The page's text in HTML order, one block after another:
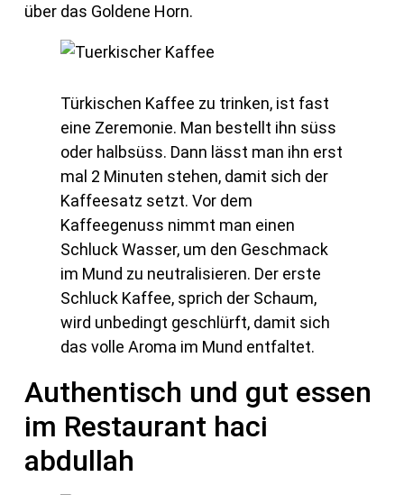
über das Goldene Horn.
Türkischen Kaffee zu trinken, ist fast
eine Zeremonie. Man bestellt ihn süss
oder halbsüss. Dann lässt man ihn erst
mal 2 Minuten stehen, damit sich der
Kaffeesatz setzt. Vor dem
Kaffeegenuss nimmt man einen
Schluck Wasser, um den Geschmack
im Mund zu neutralisieren. Der erste
Schluck Kaffee, sprich der Schaum,
wird unbedingt geschlürft, damit sich
das volle Aroma im Mund entfaltet.
Authentisch und gut essen
im Restaurant haci
abdullah